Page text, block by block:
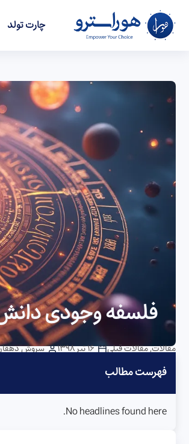
چارت تولد
فلسفه وجودی
مقالات,مقالات قبلی 16 تیر 1398 سروش
فهرست مطالب
No headlines found here.